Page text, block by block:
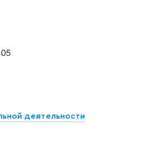
деятельности